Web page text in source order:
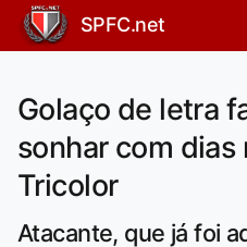
SPFC.net
Golaço de letra
sonhar com dias
Tricolor
Atacante, que já foi